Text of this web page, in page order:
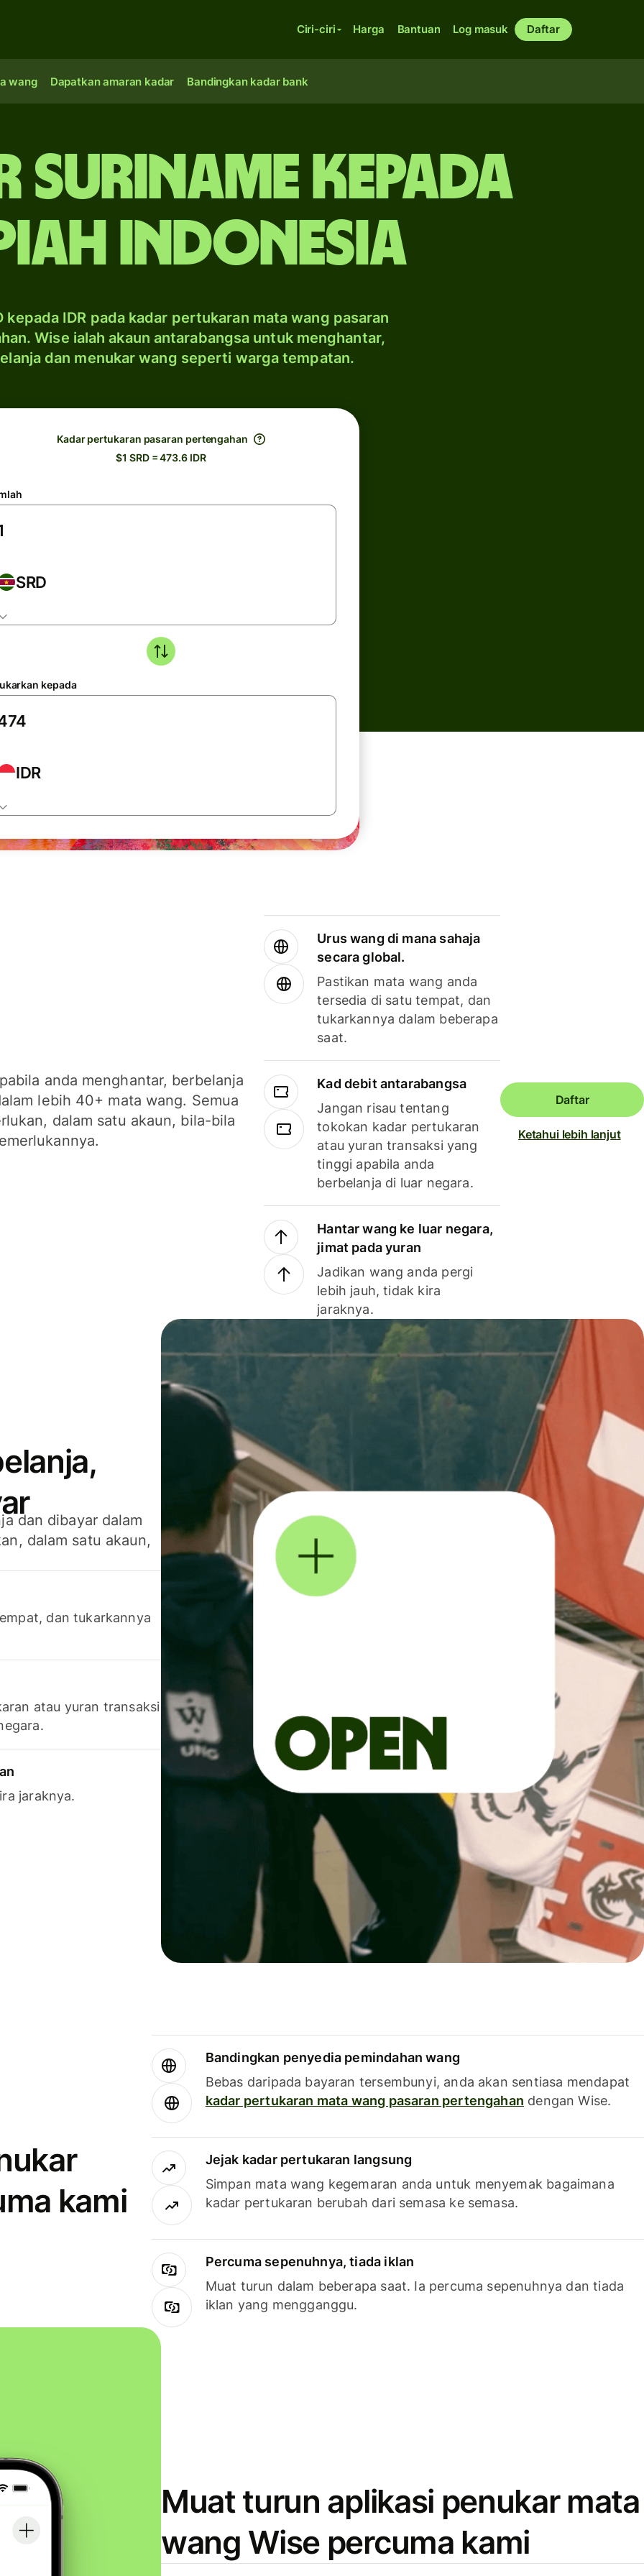
Ciri-ciri Harga Bantuan Log masuk Daftar
wang Dapatkan amaran kadar Bandingkan kadar bank
Suriname kepada
Indonesia
kepada IDR pada kadar pertukaran mata wang pasaran
Wise ialah akaun antarabangsa untuk menghantar,
dan menukar wang seperti warga tempatan.
Kadar pertukaran pasaran pertengahan
$1 SRD = 473.6 IDR
SRD
kepada
IDR
anda menghantar, berbelanja
lebih 40+ mata wang. Semua
dalam satu akaun, bila-bila
Urus wang di mana sahaja
secara global.
Pastikan mata wang anda
tersedia di satu tempat, dan
tukarkannya dalam beberapa
saat.
Kad debit antarabangsa
Jangan risau tentang
tokokan kadar pertukaran
atau yuran transaksi yang
tinggi apabila anda
berbelanja di luar negara.
Hantar wang ke luar negara,
jimat pada yuran
Jadikan wang anda pergi
lebih jauh, tidak kira
jaraknya.
Daftar
Ketahui lebih lanjut
dan dibayar dalam
dalam satu akaun,
dan tukarkannya
atau yuran transaksi
jaraknya.
kami
Bandingkan penyedia pemindahan wang
Bebas daripada bayaran tersembunyi, anda akan sentiasa mendapat
kadar pertukaran mata wang pasaran pertengahan dengan Wise.
Jejak kadar pertukaran langsung
Simpan mata wang kegemaran anda untuk menyemak bagaimana
kadar pertukaran berubah dari semasa ke semasa.
Percuma sepenuhnya, tiada iklan
Muat turun dalam beberapa saat. Ia percuma sepenuhnya dan tiada
iklan yang mengganggu.
Muat turun aplikasi penukar mata
wang Wise percuma kami